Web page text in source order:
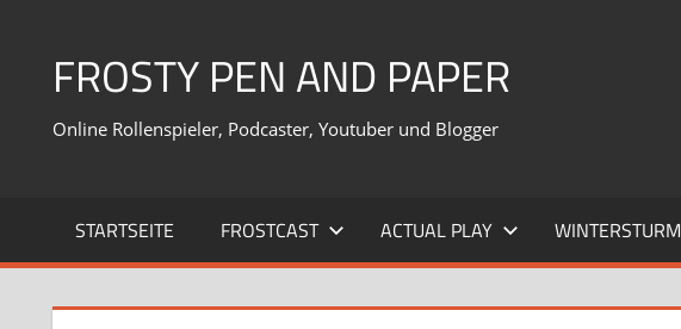
springenFROSTY PEN AND PAPER
Online Rollenspieler, Podcaster, Youtuber und Blogger
STARTSEITE FROSTCAST ACTUAL PLAY WINTERSTURM